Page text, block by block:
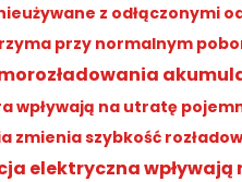
z odłączonymi
przy normalnym
wpływają na utratę
szybkość
elektryczna